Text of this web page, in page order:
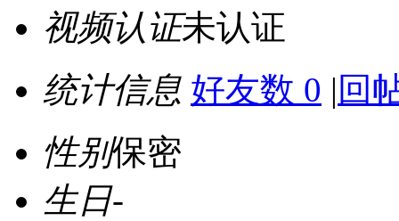
视频认证未认证
统计信息 好友数 0 | 回
性别保密
生日-